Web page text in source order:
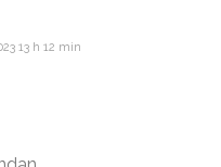
13 h 12 min